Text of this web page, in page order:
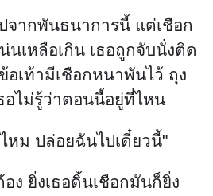
จากพันธนาการนี้ แต่เชือก
นเหลือเกิน เธอถูกจับนั่งติด
อเท้ามีเชือกหนาพันไว้ ถุง
อไม่รู้ว่าตอนนี้อยู่ที่ไหน
หม ปล่อยฉันไปเดี๋ยวนี้"
อง ยิ่งเธอดิ้นเชือกมันก็ยิ่ง